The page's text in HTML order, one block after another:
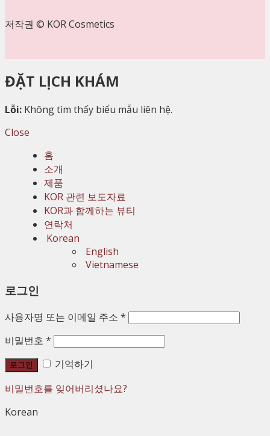
저작권 © KOR Cosmetics
ĐẶT LỊCH KHÁM
Lỗi: Không tìm thấy biểu mẫu liên hệ.
Close
홈
소개
제품
KOR 관련 보도자료
KOR과 함께하는 뷰티
연락처
Korean
English
Vietnamese
로그인
사용자명 또는 이메일 주소 *
비밀번호 *
로그인
기억하기
비밀번호를 잊어버리셨나요?
Korean